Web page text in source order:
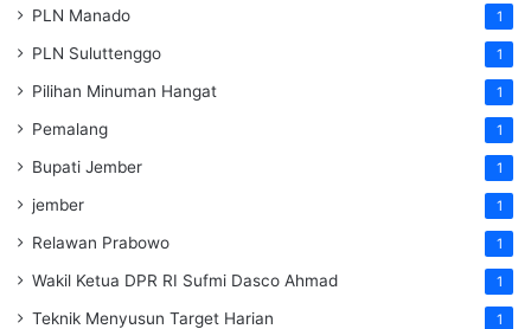
PLN Manado 1
PLN Suluttenggo 1
Pilihan Minuman Hangat 1
Pemalang 1
Bupati Jember 1
jember 1
Relawan Prabowo 1
Wakil Ketua DPR RI Sufmi Dasco Ahmad 1
Teknik Menyusun Target Harian 1